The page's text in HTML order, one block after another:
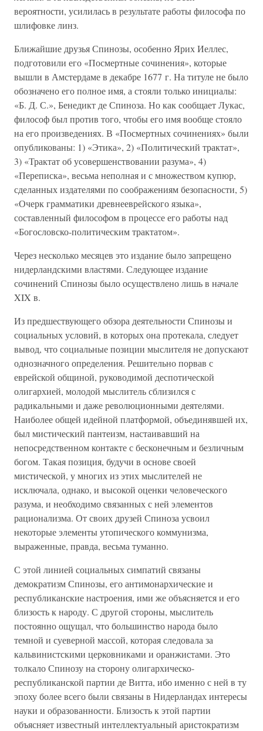
вероятности, усилилась в результате работы философа по
шлифовке линз.
Ближайшие друзья Спинозы, особенно Ярих Иеллес,
подготовили его «Посмертные сочинения», которые
вышли в Амстердаме в декабре 1677 г. На титуле не было
обозначено его полное имя, а стояли только инициалы:
«Б. Д. С.», Бенедикт де Спиноза. Но как сообщает Лукас,
философ был против того, чтобы его имя вообще стояло
на его произведениях. В «Посмертных сочинениях» были
опубликованы: 1) «Этика», 2) «Политический трактат»,
3) «Трактат об усовершенствовании разума», 4)
«Переписка», весьма неполная и с множеством купюр,
сделанных издателями по соображениям безопасности, 5)
«Очерк грамматики древнееврейского языка»,
составленный философом в процессе его работы над
«Богословско-политическим трактатом».
Через несколько месяцев это издание было запрещено
нидерландскими властями. Следующее издание
сочинений Спинозы было осуществлено лишь в начале
XIX в.
Из предшествующего обзора деятельности Спинозы и
социальных условий, в которых она протекала, следует
вывод, что социальные позиции мыслителя не допускают
однозначного определения. Решительно порвав с
еврейской общиной, руководимой деспотической
олигархией, молодой мыслитель сблизился с
радикальными и даже революционными деятелями.
Наиболее общей идейной платформой, объединявшей их,
был мистический пантеизм, настаивавший на
непосредственном контакте с бесконечным и безличным
богом. Такая позиция, будучи в основе своей
мистической, у многих из этих мыслителей не
исключала, однако, и высокой оценки человеческого
разума, и необходимо связанных с ней элементов
рационализма. От своих друзей Спиноза усвоил
некоторые элементы утопического коммунизма,
выраженные, правда, весьма туманно.
С этой линией социальных симпатий связаны
демократизм Спинозы, его антимонархические и
республиканские настроения, ими же объясняется и его
близость к народу. С другой стороны, мыслитель
постоянно ощущал, что большинство народа было
темной и суеверной массой, которая следовала за
кальвинистскими церковниками и оранжистами. Это
толкало Спинозу на сторону олигархическо-
республиканской партии де Витта, ибо именно с ней в ту
эпоху более всего были связаны в Нидерландах интересы
науки и образованности. Близость к этой партии
объясняет известный интеллектуальный аристократизм